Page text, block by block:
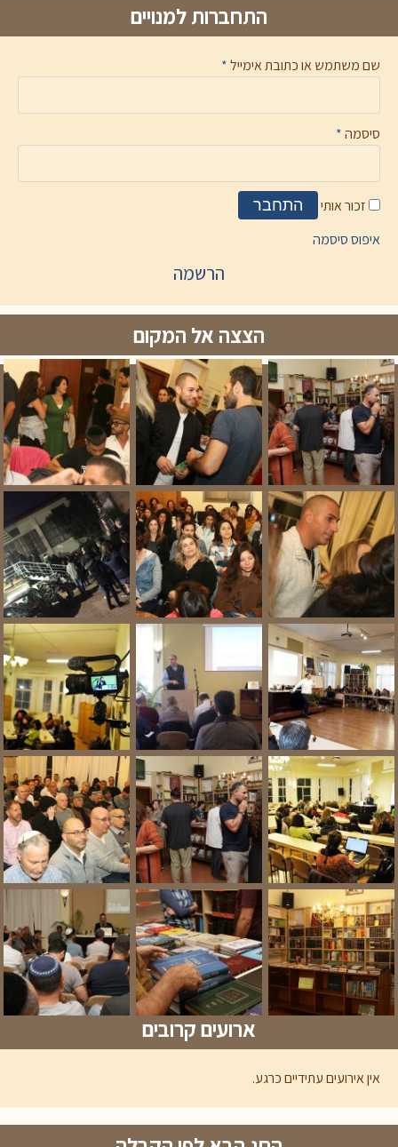
התחברות למנויים
שם משתמש או כתובת אימייל*
סיסמה*
זכור אותי התחבר
איפוס סיסמה
הרשמה
הצצה אל המקום
ארועים קרובים
אין אירועים עתידיים כרגע.